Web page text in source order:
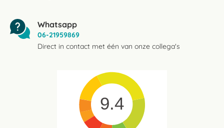
Whatsapp
06-21959869
Direct in contact met één van onze collega's
9.4